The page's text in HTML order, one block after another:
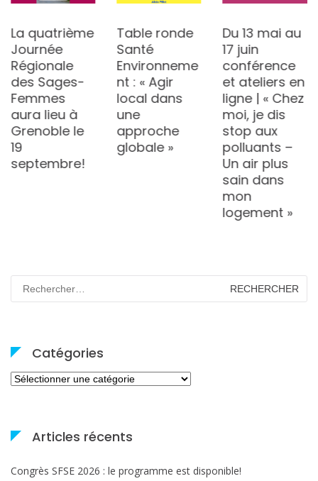
La quatrième
Journée
Régionale
des Sages-
Femmes
aura lieu à
Grenoble le
19
septembre!
Table ronde
Santé
Environneme
nt : « Agir
local dans
une
approche
globale »
Du 13 mai au
17 juin
conférence
et ateliers en
ligne | « Chez
moi, je dis
stop aux
polluants –
Un air plus
sain dans
mon
logement »
Rechercher :
Catégories
Catégories
Articles récents
Congrès SFSE 2026 : le programme est disponible!